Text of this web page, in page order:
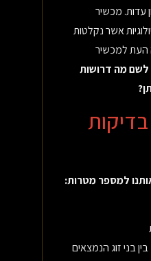
עדות. מכשיר
אשר נקלטות
העת למכשיר
לשם מה דרושות
למספר מטרות:
בני זוג הנמצאים